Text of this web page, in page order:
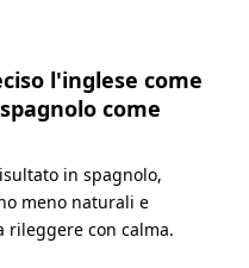
l'inglese come
come
in spagnolo,
meno naturali e
rileggere con calma.